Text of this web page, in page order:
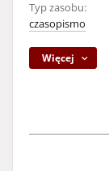
Typ zasobu:
czasopismo
Więcej